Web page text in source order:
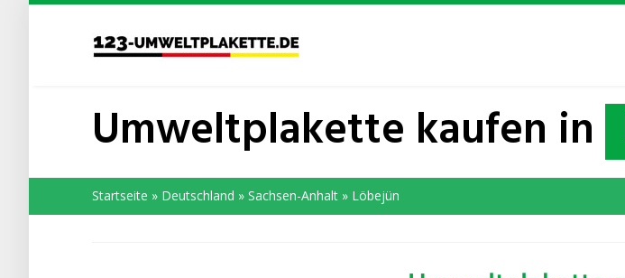
Umweltplakette kaufen in
Startseite » Deutschland » Sachsen-Anhalt » Löbejün